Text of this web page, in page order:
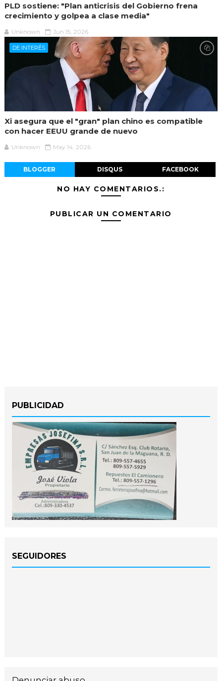
PLD sostiene: "Plan anticrisis del Gobierno frena
crecimiento y golpea a clase media"
Unknown Jun 15, 2026
DE INTERÉS
Xi asegura que el "gran" plan chino es compatible
con hacer EEUU grande de nuevo
Unknown May 14, 2026
BLOGGER DISQUS FACEBOOK
NO HAY COMENTARIOS.:
PUBLICAR UN COMENTARIO
PUBLICIDAD
SEGUIDORES